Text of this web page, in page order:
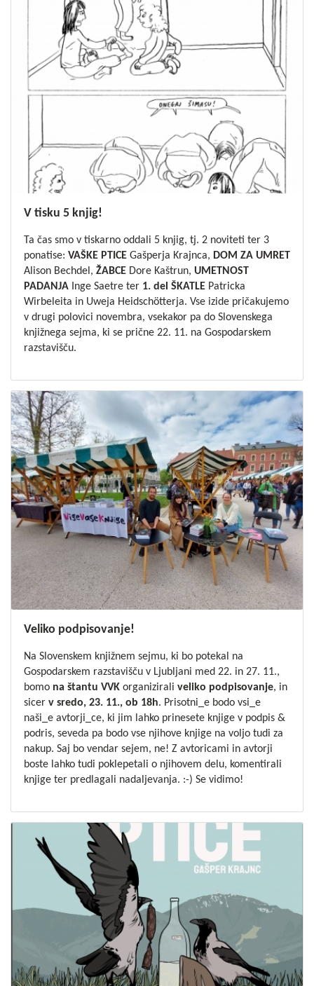
V tisku 5 knjig!
Ta čas smo v tiskarno oddali 5 knjig, tj. 2 noviteti ter 3
ponatise: VAŠKE PTICE Gašperja Krajnca, DOM ZA UMRET
Alison Bechdel, ŽABCE Dore Kaštrun, UMETNOST
PADANJA Inge Saetre ter 1. del ŠKATLE Patricka
Wirbeleita in Uweja Heidschötterja. Vse izide pričakujemo
v drugi polovici novembra, vsekakor pa do Slovenskega
knjižnega sejma, ki se prične 22. 11. na Gospodarskem
razstavišču.
Veliko podpisovanje!
Na Slovenskem knjižnem sejmu, ki bo potekal na
Gospodarskem razstavišču v Ljubljani med 22. in 27. 11.,
bomo na štantu VVKorganizirali veliko podpisovanje, in
sicer v sredo, 23. 11., ob 18h. Prisotni_e bodo vsi_e
naši_e avtorji_ce, ki jim lahko prinesete knjige v podpis &
podris, seveda pa bodo vse njihove knjige na voljo tudi za
nakup. Saj bo vendar sejem, ne! Z avtoricami in avtorji
boste lahko tudi poklepetali o njihovem delu, komentirali
knjige ter predlagali nadaljevanja. :-) Se vidimo!